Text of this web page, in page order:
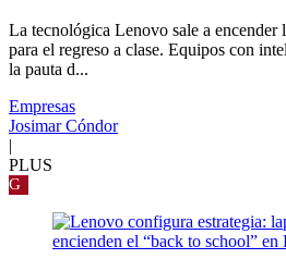
La tecnológica Lenovo sale a encender
para el regreso a clase. Equipos con
la pauta d...
Empresas
Josimar Cóndor
|
PLUS
G